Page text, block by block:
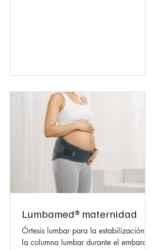
Lumbamed® maternidad
Órtesis lumbar para la estabilización de
la columna lumbar durante el embarazo